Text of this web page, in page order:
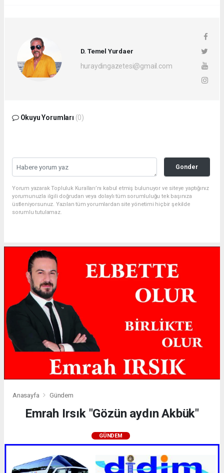
D. Temel Yurdaer
huraydingazetesi@gmail.com
Okuyu Yorumları (0)
Gonder
Yorum yazarak Topluluk Kuralları’nı kabul etmiş bulunuyor ve siteye yaptığınız
yorumunuzla ilgili doğrudan veya dolaylı tüm sorumluluğu tek başınıza
üstleniyorsunuz. Yazılan tüm yorumlardan site yönetimi hiçbir şekilde
sorumlu tutulamaz.
Anasayfa Gündem
Emrah Irsık "Gözün aydın Akbük"
GÜNDEM